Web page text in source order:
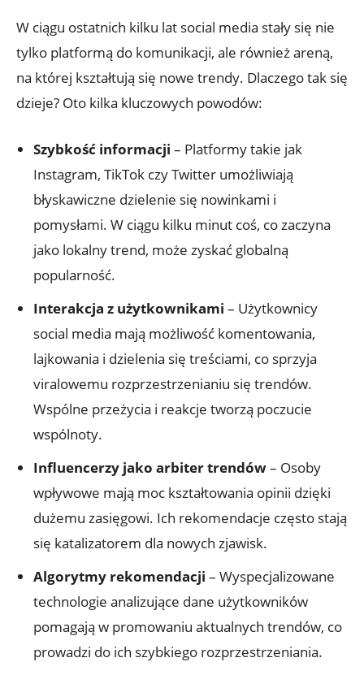
W ciągu ostatnich kilku lat social media stały się nie
tylko platformą do komunikacji, ale również areną,
na której kształtują się nowe trendy. Dlaczego tak się
dzieje? Oto kilka kluczowych powodów:
Szybkość informacji – Platformy takie jak
Instagram, TikTok czy Twitter umożliwiają
błyskawiczne dzielenie się nowinkami i
pomysłami. W ciągu kilku minut coś, co zaczyna
jako lokalny trend, może zyskać globalną
popularność.
Interakcja z użytkownikami – Użytkownicy
social media mają możliwość komentowania,
lajkowania i dzielenia się treściami, co sprzyja
viralowemu rozprzestrzenianiu się trendów.
Wspólne przeżycia i reakcje tworzą poczucie
wspólnoty.
Influencerzy jako arbiter trendów– Osoby
wpływowe mają moc kształtowania opinii dzięki
dużemu zasięgowi. Ich rekomendacje często stają
się katalizatorem dla nowych zjawisk.
Algorytmy rekomendacji – Wyspecjalizowane
technologie analizujące dane użytkowników
pomagają w promowaniu aktualnych trendów, co
prowadzi do ich szybkiego rozprzestrzeniania.